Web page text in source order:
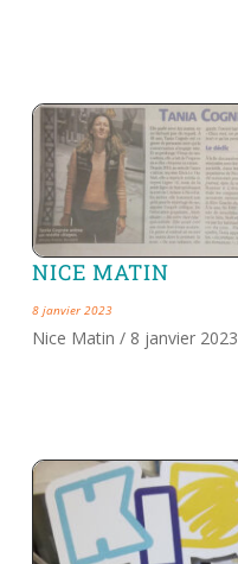
NICE MATIN
8 janvier 2023
Nice Matin / 8 janvier 2023